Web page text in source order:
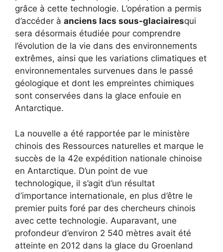
grâce à cette technologie. L’opération a permis
d’accéder à anciens lacs sous-glaciairesqui
sera désormais étudiée pour comprendre
l’évolution de la vie dans des environnements
extrêmes, ainsi que les variations climatiques et
environnementales survenues dans le passé
géologique et dont les empreintes chimiques
sont conservées dans la glace enfouie en
Antarctique.
La nouvelle a été rapportée par le ministère
chinois des Ressources naturelles et marque le
succès de la 42e expédition nationale chinoise
en Antarctique. D’un point de vue
technologique, il s’agit d’un résultat
d’importance internationale, en plus d’être le
premier puits foré par des chercheurs chinois
avec cette technologie. Auparavant, une
profondeur d’environ 2 540 mètres avait été
atteinte en 2012 dans la glace du Groenland